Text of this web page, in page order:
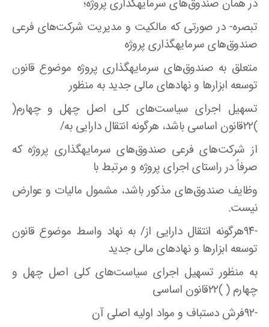
در همان صندوق‌های سرمایهگذاری پروژه؛
تبصره- در صورتی که مالکیت و مدیریت شرکت‌های فرعی
صندوق‌های سرمایهگذاری پروژه
متعلق به صندوق‌های سرمایهگذاری پروژه موضوع قانون
توسعه ابزارها و نهاد‌های مالی جدید به منظور
تسهیل اجرای سیاست‌های کلی اصل چهل و چهارم(
)۲۲قانون اساسی باشد، هرگونه انتقال دارایی به/
از شرکت‌های فرعی صندوق‌های سرمایهگذاری پروژه که
صرفاً در راستای اجرای پروژه و مرتبط با
وظایف صندوق‌های مذکور باشد، مشمول مالیات و عوارض
نیست.
-۹۴هرگونه انتقال دارایی از/ به نهاد واسط موضوع قانون
توسعه ابزارها و نهاد‌های مالی جدید
به منظور تسهیل اجرای سیاست‌های کلی اصل چهل و
چهارم ( )۲۲قانون اساسی
-۹۲فرش دستباف و مواد اولیه اصلی آن